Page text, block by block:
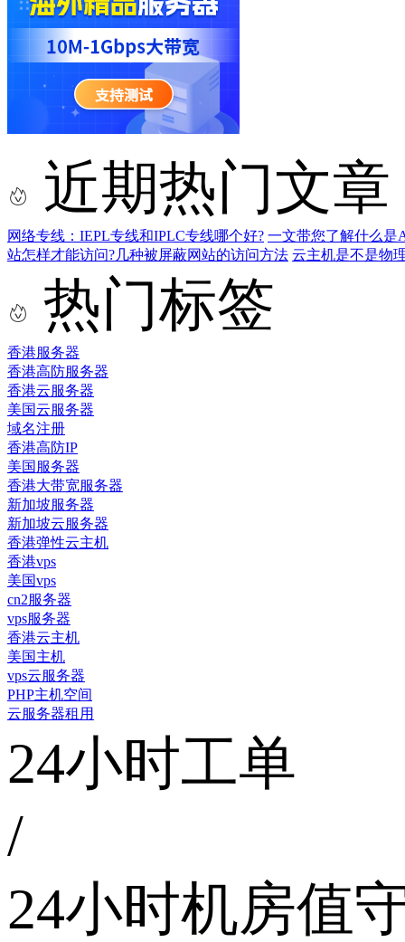
近期热门文章
网络专线：IEPL专线和IPLC专线哪个好? 一文带您了解什么是
站怎样才能访问?几种被屏蔽网站的访问方法 云主机是不是物
热门标签
香港服务器
香港高防服务器
香港云服务器
美国云服务器
域名注册
香港高防IP
美国服务器
香港大带宽服务器
新加坡服务器
新加坡云服务器
香港弹性云主机
香港vps
美国vps
cn2服务器
vps服务器
香港云主机
美国主机
vps云服务器
PHP主机空间
云服务器租用
24小时工单
/
24小时机房值